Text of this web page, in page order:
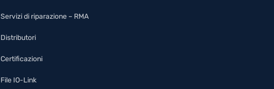
Servizi di riparazione – RMA
Distributori
Certificazioni
File IO-Link